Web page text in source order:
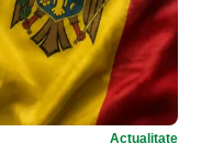
Actualitate